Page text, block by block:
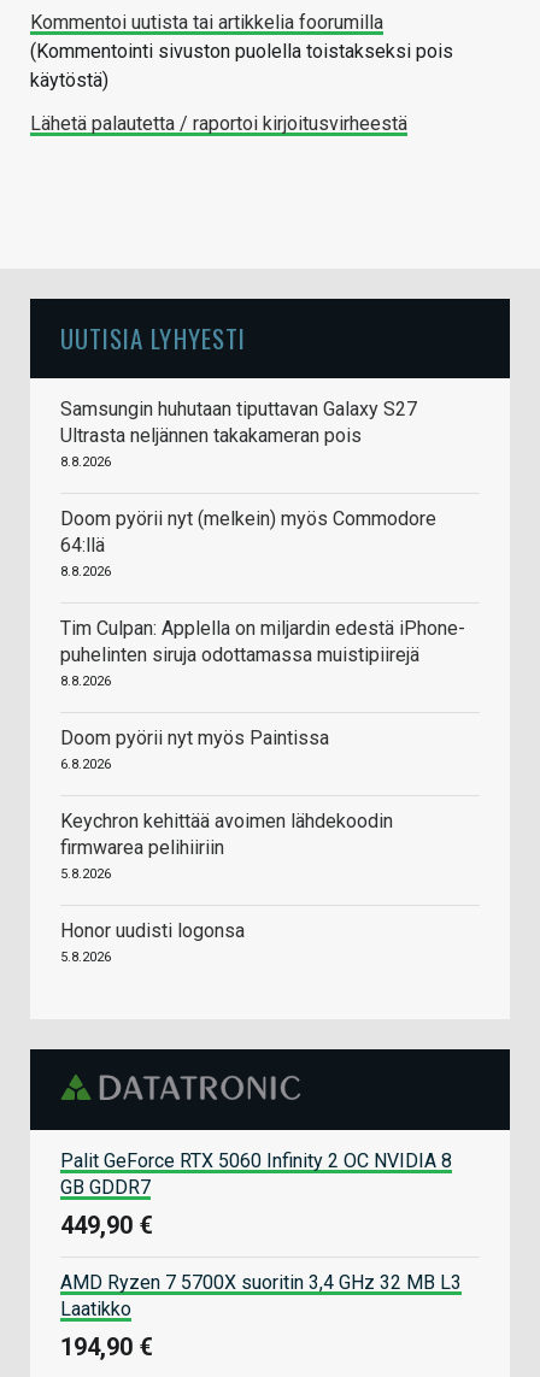
Kommentoi uutista tai artikkelia foorumilla
(Kommentointi sivuston puolella toistakseksi pois
käytöstä)
Lähetä palautetta / raportoi kirjoitusvirheestä
UUTISIA LYHYESTI
Samsungin huhutaan tiputtavan Galaxy S27
Ultrasta neljännen takakameran pois
8.8.2026
Doom pyörii nyt (melkein) myös Commodore
64:llä
8.8.2026
Tim Culpan: Applella on miljardin edestä iPhone-
puhelinten siruja odottamassa muistipiirejä
8.8.2026
Doom pyörii nyt myös Paintissa
6.8.2026
Keychron kehittää avoimen lähdekoodin
firmwarea pelihiiriin
5.8.2026
Honor uudisti logonsa
5.8.2026
Palit GeForce RTX 5060 Infinity 2 OC NVIDIA 8
GB GDDR7
449,90 €
AMD Ryzen 7 5700X suoritin 3,4 GHz 32 MB L3
Laatikko
194,90 €